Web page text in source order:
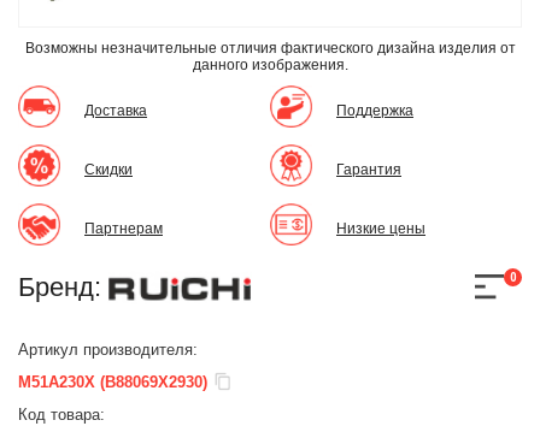
Возможны незначительные отличия фактического дизайна изделия от
данного изображения.
Доставка
Скидки
Партнерам
Поддержка
Гарантия
Низкие цены
Бренд: 0
Артикул производителя:
M51A230X (B88069X2930)
Код товара: